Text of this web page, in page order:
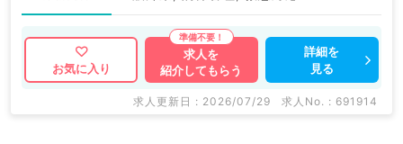
お気に入り
求人を
紹介してもらう
詳細を
見る
求人更新日 : 2026/07/29 求人No. : 691914